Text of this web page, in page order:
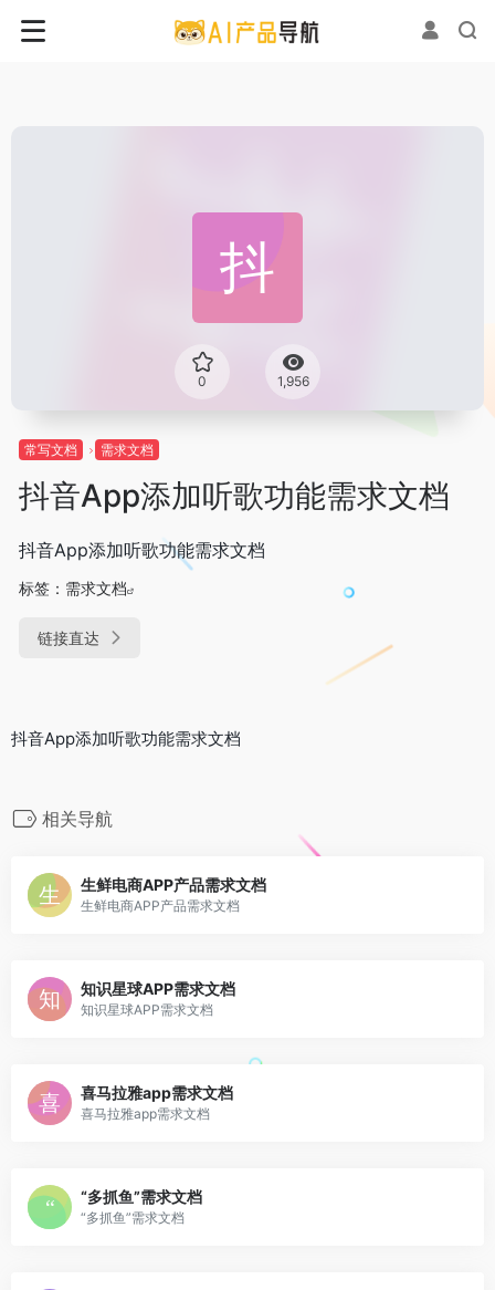
0 1,956
常写文档 需求文档
抖音App添加听歌功能需求文档
抖音App添加听歌功能需求文档
标签： 需求文档
链接直达
抖音App添加听歌功能需求文档
相关导航
生鲜电商APP产品需求文档
生鲜电商APP产品需求文档
知识星球APP需求文档
知识星球APP需求文档
喜马拉雅app需求文档
喜马拉雅app需求文档
“多抓鱼”需求文档
“多抓鱼”需求文档